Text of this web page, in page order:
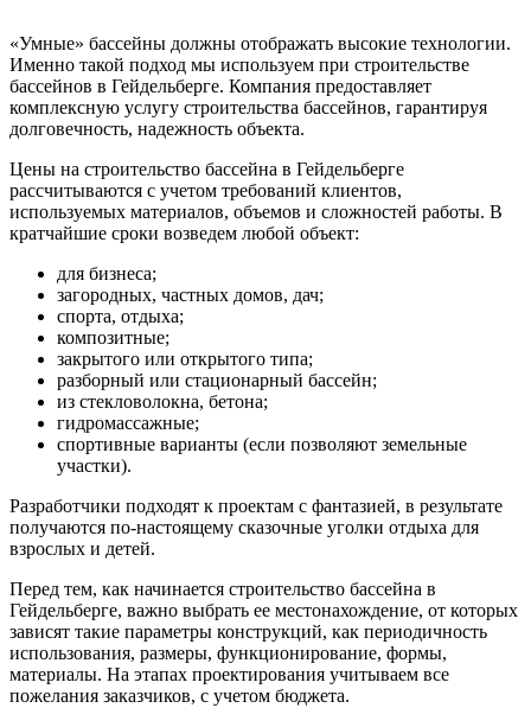
«Умные» бассейны должны отображать высокие технологии.
Именно такой подход мы используем при строительстве
бассейнов в Гейдельберге. Компания предоставляет
комплексную услугу строительства бассейнов, гарантируя
долговечность, надежность объекта.
Цены на строительство бассейна в Гейдельберге
рассчитываются с учетом требований клиентов,
используемых материалов, объемов и сложностей работы. В
кратчайшие сроки возведем любой объект:
для бизнеса;
загородных, частных домов, дач;
спорта, отдыха;
композитные;
закрытого или открытого типа;
разборный или стационарный бассейн;
из стекловолокна, бетона;
гидромассажные;
спортивные варианты (если позволяют земельные
участки).
Разработчики подходят к проектам с фантазией, в результате
получаются по-настоящему сказочные уголки отдыха для
взрослых и детей.
Перед тем, как начинается строительство бассейна в
Гейдельберге, важно выбрать ее местонахождение, от которых
зависят такие параметры конструкций, как периодичность
использования, размеры, функционирование, формы,
материалы. На этапах проектирования учитываем все
пожелания заказчиков, с учетом бюджета.